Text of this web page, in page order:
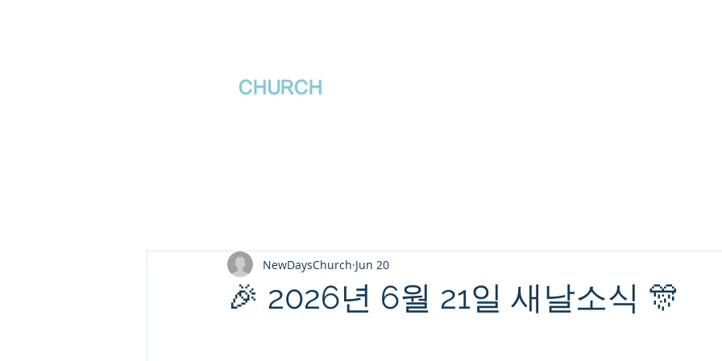
CHURCH
🎉 2026년 6월 21일 새날소식 🎊
NewDaysChurch Jun 20